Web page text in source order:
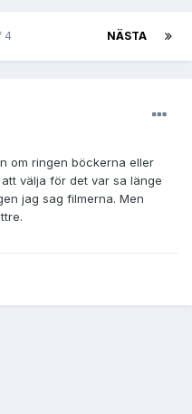
NÄSTA
4
om ringen böckerna eller
välja för det var sa länge
jag sag filmerna. Men